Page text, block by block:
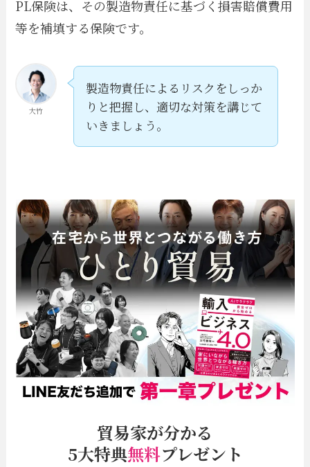
PL保険は、その製造物責任に基づく損害賠償費用
等を補填する保険です。
大竹
製造物責任によるリスクをしっか
りと把握し、適切な対策を講じて
いきましょう。
貿易家が分かる
5大特典無料プレゼント